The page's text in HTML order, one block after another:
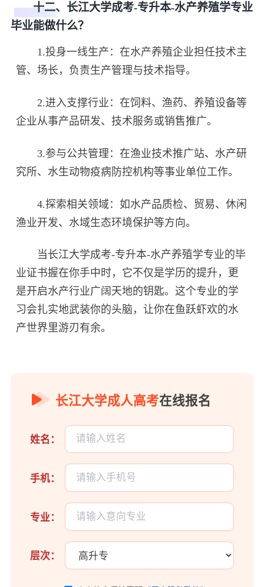
十二、长江大学成考-专升本-水产养殖学专业
毕业能做什么？
1.投身一线生产：在水产养殖企业担任技术主
管、场长，负责生产管理与技术指导。
2.进入支撑行业：在饲料、渔药、养殖设备等
企业从事产品研发、技术服务或销售推广。
3.参与公共管理：在渔业技术推广站、水产研
究所、水生动物疫病防控机构等事业单位工作。
4.探索相关领域：如水产品质检、贸易、休闲
渔业开发、水域生态环境保护等方向。
当长江大学成考-专升本-水产养殖学专业的毕
业证书握在你手中时，它不仅是学历的提升，更
是开启水产行业广阔天地的钥匙。这个专业的学
习会扎实地武装你的头脑，让你在鱼跃虾欢的水
产世界里游刃有余。
长江大学成人高考在线报名
姓名：
手机：
专业：
层次：